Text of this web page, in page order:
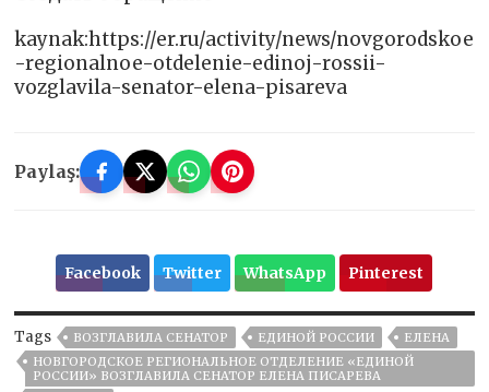
kaynak:https://er.ru/activity/news/novgorodskoe
-regionalnoe-otdelenie-edinoj-rossii-
vozglavila-senator-elena-pisareva
Paylaş:
Facebook Twitter WhatsApp Pinterest
Tags ВОЗГЛАВИЛА СЕНАТОР ЕДИНОЙ РОССИИ
ЕЛЕНА
НОВГОРОДСКОЕ РЕГИОНАЛЬНОЕ ОТДЕЛЕНИЕ «ЕДИНОЙ
РОССИИ» ВОЗГЛАВИЛА СЕНАТОР ЕЛЕНА ПИСАРЕВА